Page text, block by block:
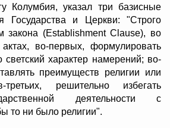
Колумбия, указал три базисные
Государства и Церкви: "Строго
закона (Establishment Clause), во
во-первых,
формулировать
светский характер намерений; во-
преимуществ религии или
решительно избегать
деятельности с
то ни было религии".